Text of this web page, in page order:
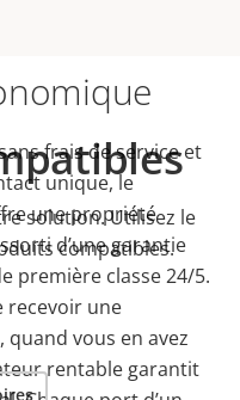
frais de service et
unique, le
une propriété
d’une garantie
première classe 24/5.
recevoir une
quand vous en avez
rentable garantit
solution. Utilisez le
compatibles.